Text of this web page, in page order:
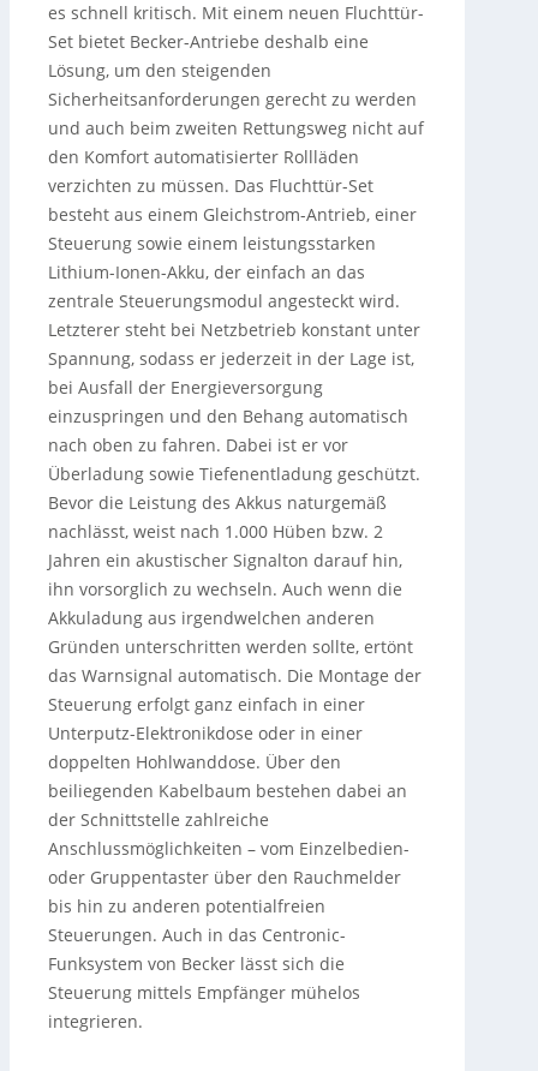
es schnell kritisch. Mit einem neuen Fluchttür-
Set bietet Becker-Antriebe deshalb eine
Lösung, um den steigenden
Sicherheitsanforderungen gerecht zu werden
und auch beim zweiten Rettungsweg nicht auf
den Komfort automatisierter Rollläden
verzichten zu müssen. Das Fluchttür-Set
besteht aus einem Gleichstrom-Antrieb, einer
Steuerung sowie einem leistungsstarken
Lithium-Ionen-Akku, der einfach an das
zentrale Steuerungsmodul angesteckt wird.
Letzterer steht bei Netzbetrieb konstant unter
Spannung, sodass er jederzeit in der Lage ist,
bei Ausfall der Energieversorgung
einzuspringen und den Behang automatisch
nach oben zu fahren. Dabei ist er vor
Überladung sowie Tiefenentladung geschützt.
Bevor die Leistung des Akkus naturgemäß
nachlässt, weist nach 1.000 Hüben bzw. 2
Jahren ein akustischer Signalton darauf hin,
ihn vorsorglich zu wechseln. Auch wenn die
Akkuladung aus irgendwelchen anderen
Gründen unterschritten werden sollte, ertönt
das Warnsignal automatisch. Die Montage der
Steuerung erfolgt ganz einfach in einer
Unterputz-Elektronikdose oder in einer
doppelten Hohlwanddose. Über den
beiliegenden Kabelbaum bestehen dabei an
der Schnittstelle zahlreiche
Anschlussmöglichkeiten – vom Einzelbedien-
oder Gruppentaster über den Rauchmelder
bis hin zu anderen potentialfreien
Steuerungen. Auch in das Centronic-
Funksystem von Becker lässt sich die
Steuerung mittels Empfänger mühelos
integrieren.